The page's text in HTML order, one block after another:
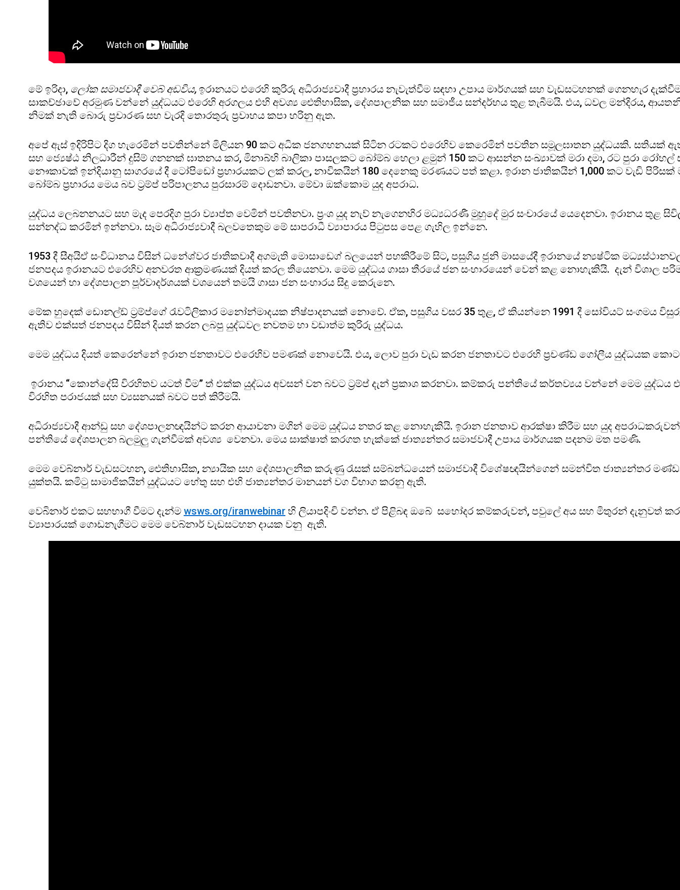
මේ ඉරිදා, ලෝක සමාජවාදී වෙබ් අඩවිය, ඉරානයට එරෙහි කුරිරු අධිරාජ්‍යවාදී ප්‍රහාරය නැවැත්වීම සඳහා උපාය මාර්ගයක් සහ වැඩසටහනක් ගෙනහැර
සාකච්ඡාවේ අරමුණ වන්නේ යුද්ධයට එරෙහි අරගලය එහි අවශ්‍ය ඓතිහාසික, දේශපාලනික සහ සමාජීය සන්දර්භය තුළ තැබීමයි. එය, ධවල මන්දිරය,
නිමක් නැති බොරු ප්‍රචාරණ සහ වැරදි තොරතුරු ප්‍රවාහය කපා හරිනු ඇත.
අපේ ඇස් ඉදිරිපිට දිග හැරෙමින් පවතින්නේ මිලියන 90 කට අධික ජනගහනයක් සිටින රටකට එරෙහිව කෙරෙමින් පවතින සමූලඝාතන යුද්ධයකි. සතියක්
සහ ජ්‍යෙෂ්ඨ නිලධාරීන් දුසිම් ගනනක් ඝාතනය කර, මිනාබ්හි බාලිකා පාසලකට බෝම්බ හෙලා ළමුන් 150 කට ආසන්න සංඛ්‍යාවක් මරා දමා, රට පුරා
නෞකාවක් ඉන්දියානු සාගරයේ දී ටෝපිඩෝ ප්‍රහාරයකට ලක් කරල, නාවිකයින් 180 දෙනෙකු මරණයට පත් කළා. ඉරාන ජාතිකයින් 1,000 කට වැඩි
බෝම්බ ප්‍රහාරය මෙය බව ට්‍රම්ප් පරිපාලනය පුරසාරම් දොඩනවා. මේවා ඔක්කොම යුද අපරාධ.
යුද්ධය ලෙබනනයට සහ මැද පෙරදිග පුරා ව්‍යාප්ත වෙමින් පවතිනවා. ප්‍රංශ යුද නැව් නැගෙනහිර මධ්‍යධරණී මුහුදේ මුර සංචාරයේ යෙදෙනවා. ඉරානය
සන්නද්ධ කරමින් ඉන්නවා. සෑම අධිරාජ්‍යවාදී බලවතෙකුම මේ සාපරාධී ව්‍යාපාරය පිටුපස පෙළ ගැහිල ඉන්නෙ.
1953 දී සීඅයිඒ සංවිධානය විසින් ධනේශ්වර ජාතිකවාදී අගමැති මොසාඩෙග් බලයෙන් පහකිරීමේ සිට, පසුගිය ජුනි මාසයේදී ඉරානයේ න්‍යෂ්ටික
ජනපදය ඉරානයට එරෙහිව අනවරත ආක්‍රමණයක් දියත් කරල තියෙනවා. මෙම යුද්ධය ගාසා තීරයේ ජන සංහාරයෙන් වෙන් කළ නොහැකියි. දැන් විශාල
වශයෙන් හා දේශපාලන පූර්වාදර්ශයක් වශයෙන් තමයි ගාසා ජන සංහාරය සිදු කෙරුනෙ.
මේක හුදෙක් ඩොනල්ඩ් ට්‍රම්ප්ගේ රැවටිලිකාර මනෝන්මාදයක නිෂ්පාදනයක් නොවේ. ඒක, පසුගිය වසර 35 තුළ, ඒ කියන්නෙ 1991 දී සෝවියට් සංගමය
ඇතිව එක්සත් ජනපදය විසින් දියත් කරන ලබපු යුද්ධවල නවතම හා වඩාත්ම කුරිරු යුද්ධය.
මෙම යුද්ධය දියත් කෙරෙන්නේ ඉරාන ජනතාවට එරෙහිව පමණක් නොවෙයි. එය, ලොව පුරා වැඩ කරන ජනතාවට එරෙහි ප්‍රචණ්ඩ ගෝලීය යුද්ධයක
ඉරානය “කොන්දේසි විරහිතව යටත් වීම” ත් එක්ක යුද්ධය අවසන් වන බවට ට්‍රම්ප් දැන් ප්‍රකාශ කරනවා. කම්කරු පන්තියේ කර්තව්‍යය වන්නේ මෙම
විරහිත පරාජයක් සහ ව්‍යසනයක් බවට පත් කිරීමයි.
අධිරාජ්‍යවාදී ආන්ඩු සහ දේශපාලනඥයින්ට කරන ආයාචනා මගින් මෙම යුද්ධය නතර කළ නොහැකියි. ඉරාන ජනතාව ආරක්ෂා කිරීම සහ යුද
පන්තියේ දේශපාලන බලමුලු ගැන්වීමක් අවශ්‍ය වෙනවා. මෙය සාක්ෂාත් කරගත හැක්කේ ජාත්‍යන්තර සමාජවාදී උපාය මාර්ගයක පදනම මත පමණි.
මෙම වෙබ්නාර් වැඩසටහන, ඓතිහාසික, න්‍යායික සහ දේශපාලනික කරුණු රැසක් සම්බන්ධයෙන් සමාජවාදී විශේෂඥයින්ගෙන් සමන්විත ජාත්‍යන්තර
යුක්තයි. කමිටු සාමාජිකයින් යුද්ධයට හේතු සහ එහි ජාත්‍යන්තර මානයන් වග විභාග කරනු ඇති.
වෙබිනාර් එකට සහභාගී වීමට දැන්ම wsws.org/iranwebinar හි ලියාපදිංචි වන්න. ඒ පිළිබඳ ඔබේ සහෝදර කම්කරුවන්, පවුලේ අය සහ මිතුරන් දැනුවත්
ව්‍යාපාරයක් ගොඩනැගීමට මෙම වෙබ්නාර් වැඩසටහන දායක වනු ඇති.